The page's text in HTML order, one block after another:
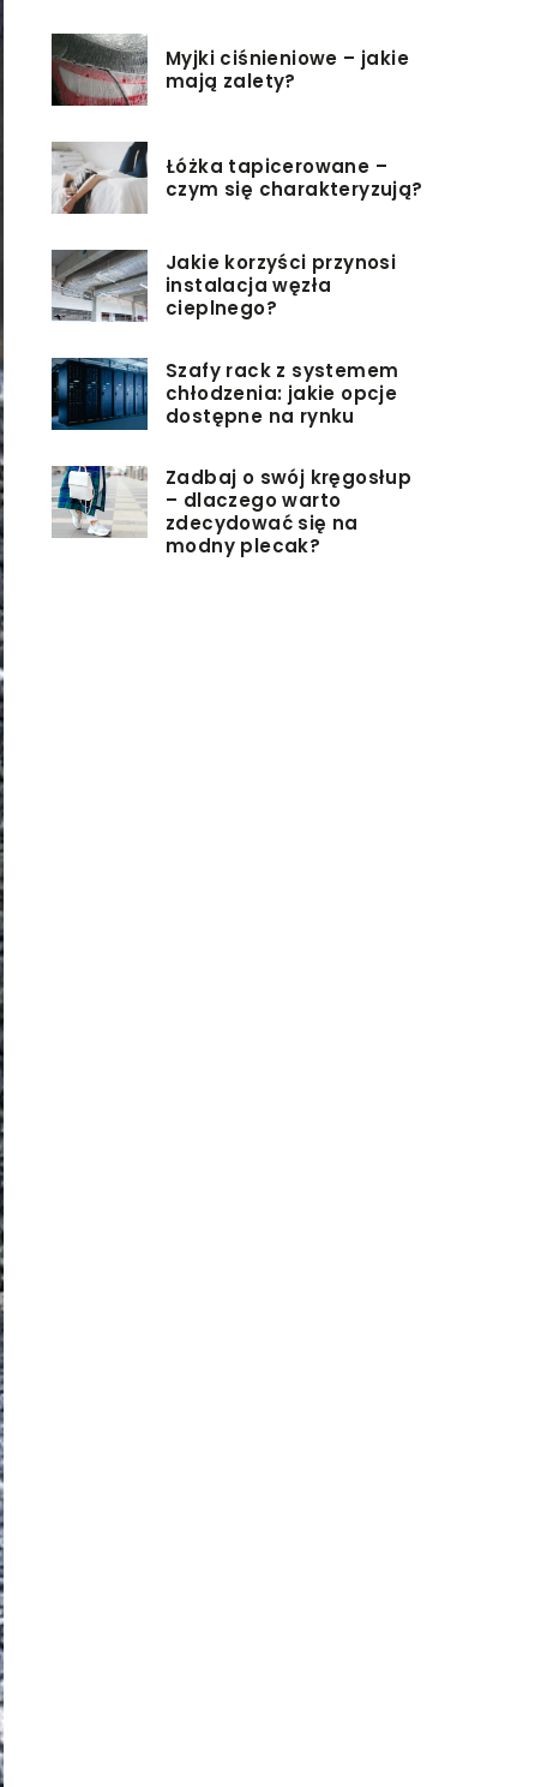
Myjki ciśnieniowe – jakie
mają zalety?
Łóżka tapicerowane –
czym się charakteryzują?
Jakie korzyści przynosi
instalacja węzła
cieplnego?
Szafy rack z systemem
chłodzenia: jakie opcje
dostępne na rynku
Zadbaj o swój kręgosłup
– dlaczego warto
zdecydować się na
modny plecak?